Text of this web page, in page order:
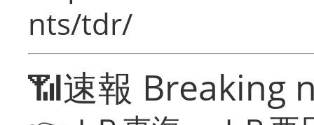
nts/tdr/
📶速報 Breaking